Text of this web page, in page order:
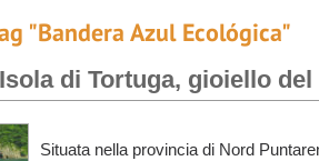
"Bandera Azul Ecológica"
di Tortuga, gioiello
Situata nella provincia di Nord